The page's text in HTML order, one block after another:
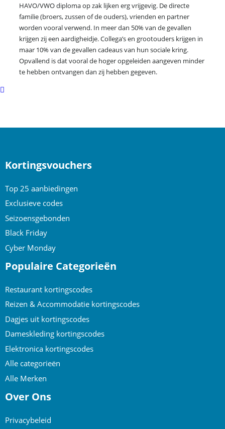
HAVO/VWO diploma op zak lijken erg vrijgevig. De directe
familie (broers, zussen of de ouders), vrienden en partner
worden vooral verwend. In meer dan 50% van de gevallen
krijgen zij een aardigheidje. Collega’s en grootouders krijgen in
maar 10% van de gevallen cadeaus van hun sociale kring.
Opvallend is dat vooral de hoger opgeleiden aangeven minder
te hebben ontvangen dan zij hebben gegeven.
Scroll
Kortingsvouchers
Top 25 aanbiedingen
Exclusieve codes
Seizoensgebonden
Black Friday
Cyber Monday
Populaire Categorieën
Restaurant kortingscodes
Reizen & Accommodatie kortingscodes
Dagjes uit kortingscodes
Dameskleding kortingscodes
Elektronica kortingscodes
Alle categorieën
Alle Merken
Over Ons
Privacybeleid